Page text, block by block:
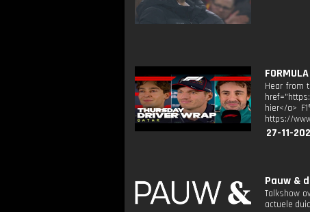
Hear from
hier</a>
https://
27-11-
Pauw &
Talkshow
actuele